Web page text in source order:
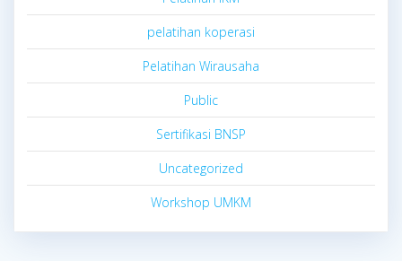
pelatihan koperasi
Pelatihan Wirausaha
Public
Sertifikasi BNSP
Uncategorized
Workshop UMKM